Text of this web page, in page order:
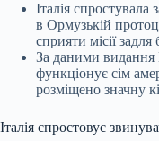
Італія
в Ормузькій
сприяти місії
За даними видання
функціонує сім
розміщено значну
Італія спростовує